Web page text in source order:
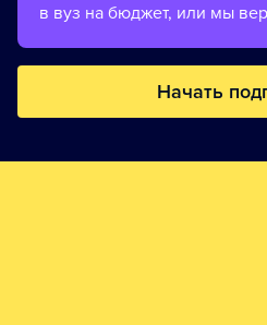
в вуз на бюджет, или мы
Начать